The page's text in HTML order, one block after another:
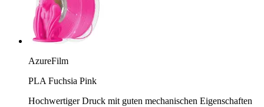
AzureFilm
PLA Fuchsia Pink
Hochwertiger Druck mit guten mechanischen Eigenschaften